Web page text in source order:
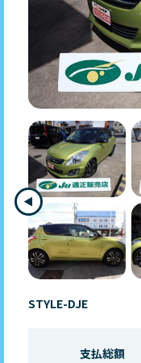
STYLE-DJE
支払総額